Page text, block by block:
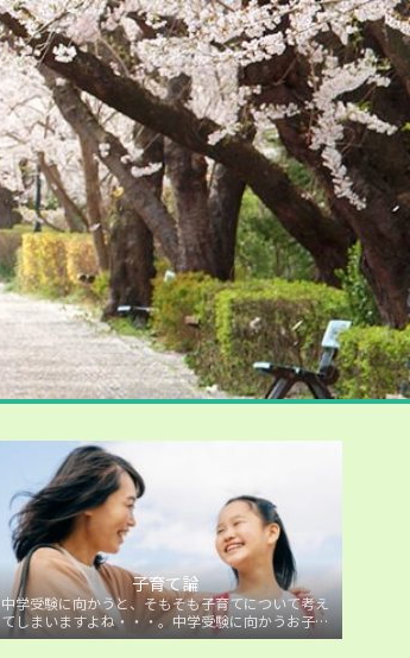
子育て論
中学受験に向かうと、そもそも子育てについて考え
てしまいますよね・・・。中学受験に向かうお子様
を持つ保護者の方に向けた子育て論について。